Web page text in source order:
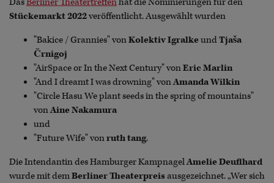
Stückemarkt 2022veröffentlicht. Ausgewählt wurden
"Bakice / Grannies" vonKolektiv IgralkeundTjaša
Črnigoj
"AirSpace or In the Next Century" vonEric Marlin
"And I dreamt I was drowning" vonAmanda Wilkin
"Circle Hasu We plant seeds in the spring of mountains"
vonAine Nakamura
und
"Future Wife" vonruth tang.
Die Intendantin des Hamburger KampnagelAmelie Deuflhard
wurde mit demBerliner Theaterpreisausgezeichnet. „Wer sich